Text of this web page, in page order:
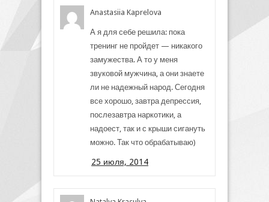
Anastasiia Kaprelova
А я для себе решила: пока
тренинг не пройдет — никакого
замужества. А то у меня
звуковой мужчина, а они знаете
ли не надежный народ. Сегодня
все хорошо, завтра депрессия,
послезавтра наркотики, а
надоест, так и с крыши сигануть
можно. Так что обрабатываю)
25 июля, 2014